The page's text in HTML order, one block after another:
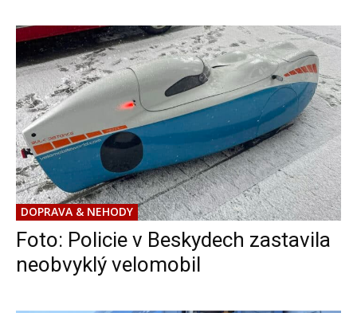
DOPRAVA & NEHODY
Foto: Policie v Beskydech zastavila
neobvyklý velomobil